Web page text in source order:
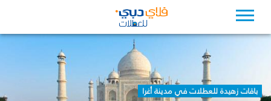
باقات زهيدة للعطلات في مدينة أغرا